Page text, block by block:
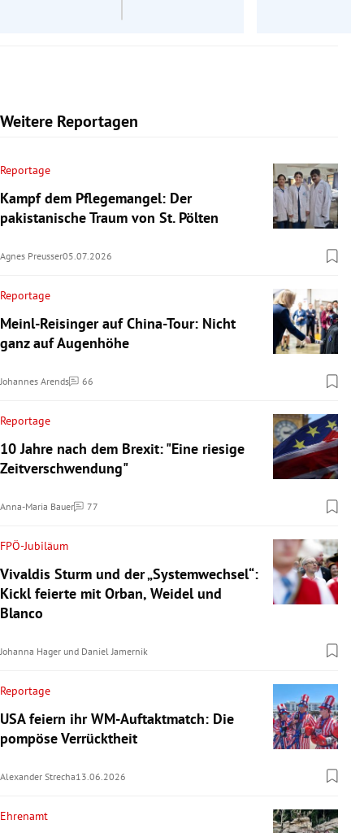
Weitere Reportagen
Reportage
Kampf dem Pflegemangel: Der
pakistanische Traum von St. Pölten
Agnes Preusser05.07.2026
Reportage
Meinl-Reisinger auf China-Tour: Nicht
ganz auf Augenhöhe
Johannes Arends 66
Kommentare
Reportage
10 Jahre nach dem Brexit: "Eine riesige
Zeitverschwendung"
Anna-Maria Bauer 77
Kommentare
FPÖ-Jubiläum
Vivaldis Sturm und der „Systemwechsel“:
Kickl feierte mit Orban, Weidel und
Blanco
Johanna Hager und Daniel Jamernik
Reportage
USA feiern ihr WM-Auftaktmatch: Die
pompöse Verrücktheit
Alexander Strecha13.06.2026
Ehrenamt